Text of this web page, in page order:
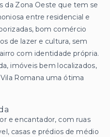
da Zona Oeste que tem se
entre residencial e
bom comércio
de lazer e cultura, sem
com identidade própria.
imóveis bem localizados,
Romana uma ótima
e encantador, com ruas
casas e prédios de médio